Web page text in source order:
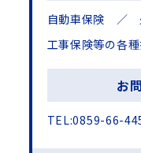
自動車保険 ／
工事保険等の各
お
TEL:0859-66-